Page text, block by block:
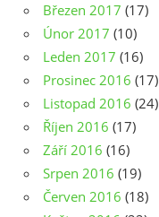
Březen 2017 (17)
Únor 2017 (10)
Leden 2017 (16)
Prosinec 2016 (17)
Listopad 2016 (24)
Říjen 2016 (17)
Září 2016 (16)
Srpen 2016 (19)
Červen 2016 (18)